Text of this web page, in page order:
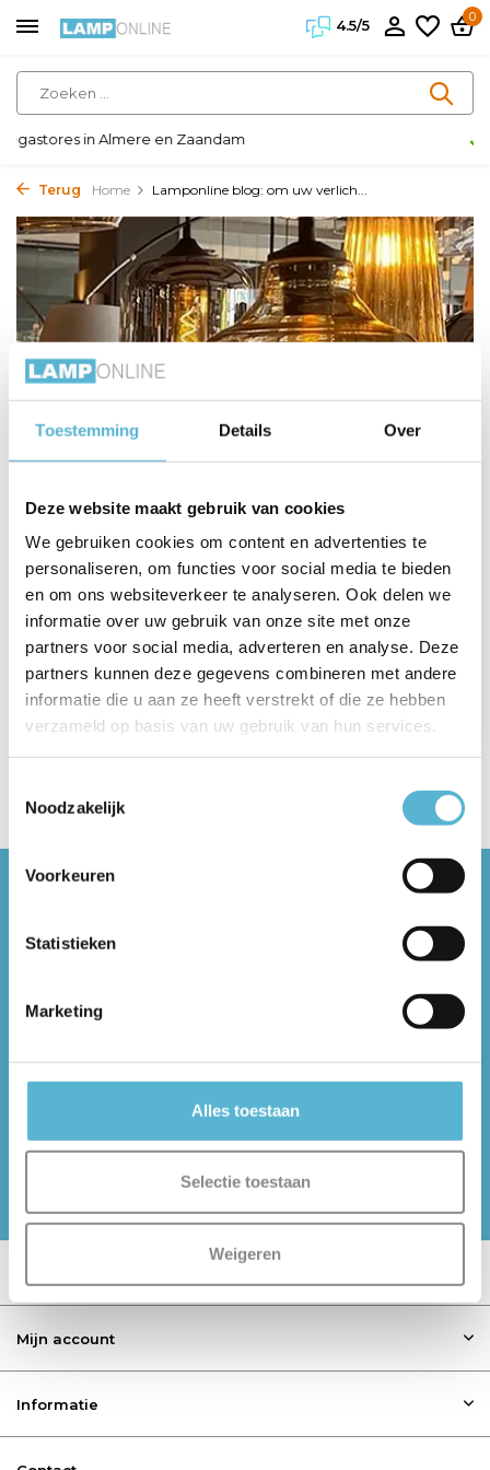
Toestemming Details Over
Deze website maakt gebruik van cookies
We gebruiken cookies om content en advertenties te
personaliseren, om functies voor social media te bieden
en om ons websiteverkeer te analyseren. Ook delen we
informatie over uw gebruik van onze site met onze
partners voor social media, adverteren en analyse. Deze
partners kunnen deze gegevens combineren met andere
informatie die u aan ze heeft verstrekt of die ze hebben
verzameld op basis van uw gebruik van hun services.
Noodzakelijk
Voorkeuren
Statistieken
Marketing
Alles toestaan
Selectie toestaan
Weigeren
4.5/5
0
Klanten geven ons een 4.5/5
Terug Home Lamponline blog: om uw verlich...
DoorLamponline,22 juni 2026
Lichtplaza Zaandam
Lichtplaza in Zaandam opende haar deuren in april 2002
en bevindt zich met een winkeloppervlakte van 800 m²
recht tegen...
Lees meer
Tags
Bel onze Lichtplaza
Zaandam: 075-6121935
Volg ons op social media
Mijn account
Informatie